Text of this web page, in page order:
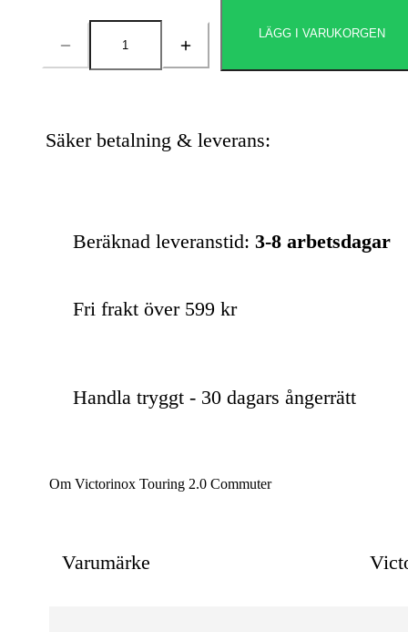
Antal
LÄGG I VARUKORGEN
Säker betalning & leverans:
Beräknad leveranstid: 3-8 arbetsdagar
Fri frakt över 599 kr
Handla tryggt - 30 dagars ångerrätt
Om Victorinox Touring 2.0 Commuter
Varumärke